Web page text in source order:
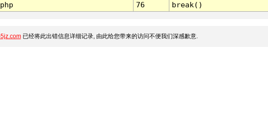
76 break()
已经将此出错信息详细记录, 由此给您带来的访问不便我们深感歉意.